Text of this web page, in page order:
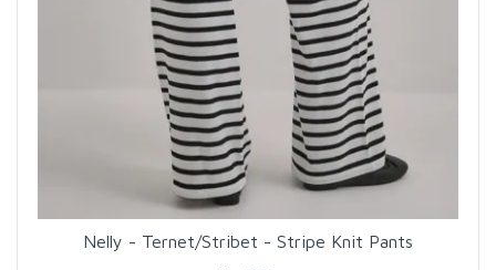
Nelly - Ternet/Stribet - Stripe Knit Pants